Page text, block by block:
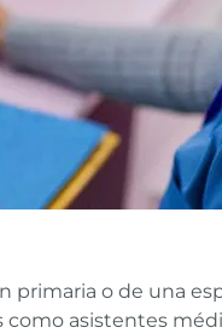
o de una
como asistentes